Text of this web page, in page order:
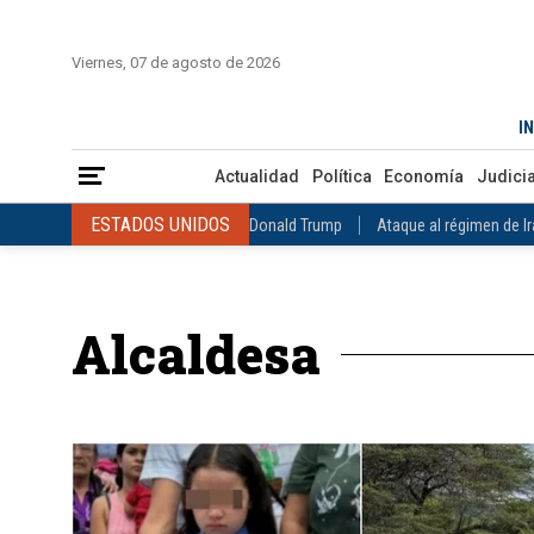
Viernes, 07 de agosto de 2026
Actualidad Política Economía Judicial
ESTADOS UNIDOS Donald Trump Ataque al régimen de
VENEZUELA Juicio contra Maduro Terremoto en
ESTADOS UNIDOS
INTERNACIONAL Raúl Castro José Luis Rodríguez Zapatero
COLOMBIA Elecciones Presidenciales en Colombia Gustavo
Alcaldesa